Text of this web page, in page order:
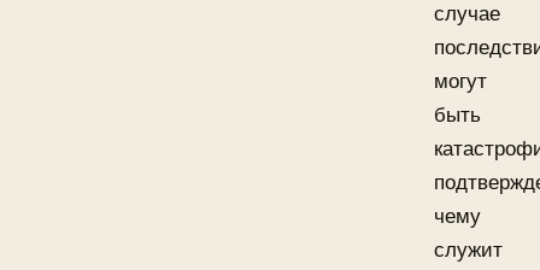
случае
могут
быть
чему
служит